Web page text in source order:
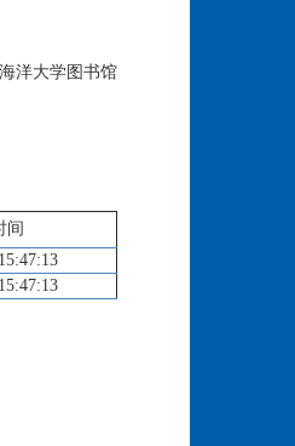
洋大学图书馆
间